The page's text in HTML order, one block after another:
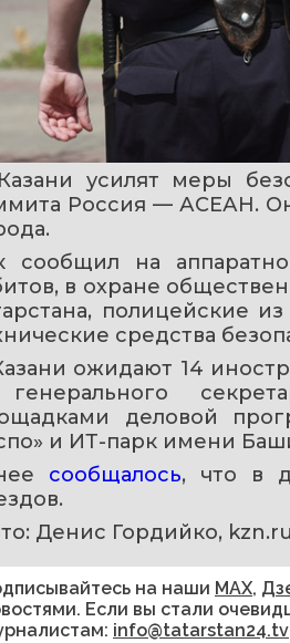
усилят меры
Россия — АСЕАН.
сообщил на
в охране
полицейские
средства
ожидают 14
деловой
и ИТ-парк имени
сообщалось, что в
Денис Гордийко, kzn.ru
на наши MAX,
Если вы стали
info@tatarstan24.tv